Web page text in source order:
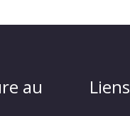
au
Liens